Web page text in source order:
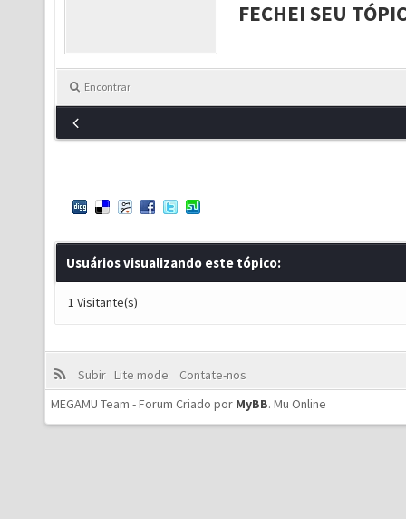
FECHEI SEU
Encontrar
Usuários visualizando este tópico:
1 Visitante(s)
Subir Lite mode
Contate-nos
MEGAMU Team - Forum Criado por MyBB. Mu Online